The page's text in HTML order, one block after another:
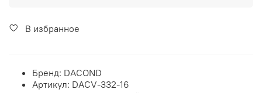
В избранное
Бренд: DACOND
Артикул: DACV-332-16